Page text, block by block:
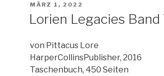
viele
Möglichkeiten,
falsch
zu
machen“
VERÖFFENTLICHT
MÄRZ 1, 2022
Lorien Legacies
von Pittacus Lore
HarperCollinsPublisher, 2016
Taschenbuch, 450 Seiten